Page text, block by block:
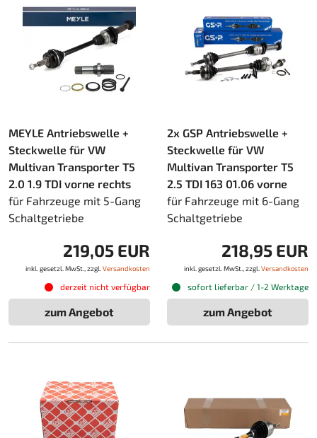
MEYLE Antriebswelle +
Steckwelle für VW
Multivan Transporter T5
2.0 1.9 TDI vorne rechts
für Fahrzeuge mit 5-Gang
Schaltgetriebe
219,05 EUR
inkl. gesetzl. MwSt., zzgl. Versandkosten
derzeit nicht verfügbar
zum Angebot
2x GSP Antriebswelle +
Steckwelle für VW
Multivan Transporter T5
2.5 TDI 163 01.06 vorne
für Fahrzeuge mit 6-Gang
Schaltgetriebe
218,95 EUR
inkl. gesetzl. MwSt., zzgl. Versandkosten
sofort lieferbar / 1-2 Werktage
zum Angebot